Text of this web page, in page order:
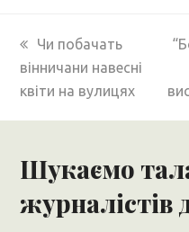
previous
post:
Чи побачать
вінничани навесні
квіти на вулицях
Шукаємо
журналістів